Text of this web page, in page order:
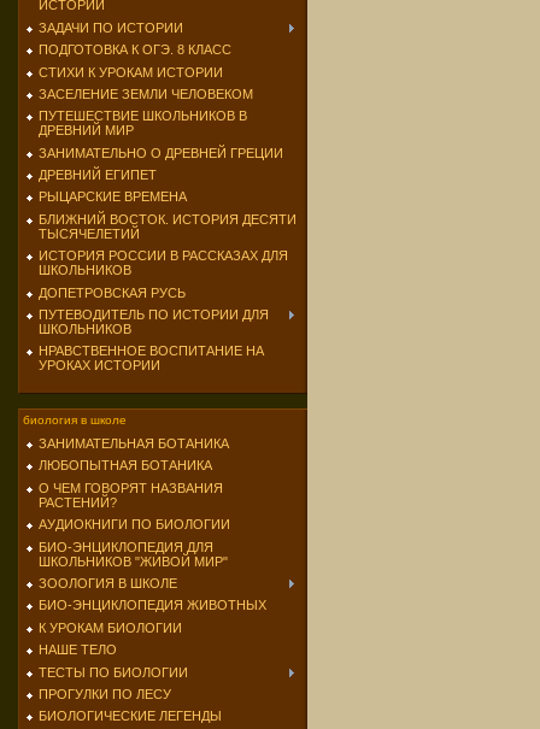
ИСТОРИИ
ЗАДАЧИ ПО ИСТОРИИ
ПОДГОТОВКА К ОГЭ. 8 КЛАСС
СТИХИ К УРОКАМ ИСТОРИИ
ЗАСЕЛЕНИЕ ЗЕМЛИ ЧЕЛОВЕКОМ
ПУТЕШЕСТВИЕ ШКОЛЬНИКОВ В
ДРЕВНИЙ МИР
ЗАНИМАТЕЛЬНО О ДРЕВНЕЙ ГРЕЦИИ
ДРЕВНИЙ ЕГИПЕТ
РЫЦАРСКИЕ ВРЕМЕНА
БЛИЖНИЙ ВОСТОК. ИСТОРИЯ ДЕСЯТИ
ТЫСЯЧЕЛЕТИЙ
ИСТОРИЯ РОССИИ В РАССКАЗАХ ДЛЯ
ШКОЛЬНИКОВ
ДОПЕТРОВСКАЯ РУСЬ
ПУТЕВОДИТЕЛЬ ПО ИСТОРИИ ДЛЯ
ШКОЛЬНИКОВ
НРАВСТВЕННОЕ ВОСПИТАНИЕ НА
УРОКАХ ИСТОРИИ
биология в школе
ЗАНИМАТЕЛЬНАЯ БОТАНИКА
ЛЮБОПЫТНАЯ БОТАНИКА
О ЧЕМ ГОВОРЯТ НАЗВАНИЯ
РАСТЕНИЙ?
АУДИОКНИГИ ПО БИОЛОГИИ
БИО-ЭНЦИКЛОПЕДИЯ ДЛЯ
ШКОЛЬНИКОВ "ЖИВОЙ МИР"
ЗООЛОГИЯ В ШКОЛЕ
БИО-ЭНЦИКЛОПЕДИЯ ЖИВОТНЫХ
К УРОКАМ БИОЛОГИИ
НАШЕ ТЕЛО
ТЕСТЫ ПО БИОЛОГИИ
ПРОГУЛКИ ПО ЛЕСУ
БИОЛОГИЧЕСКИЕ ЛЕГЕНДЫ